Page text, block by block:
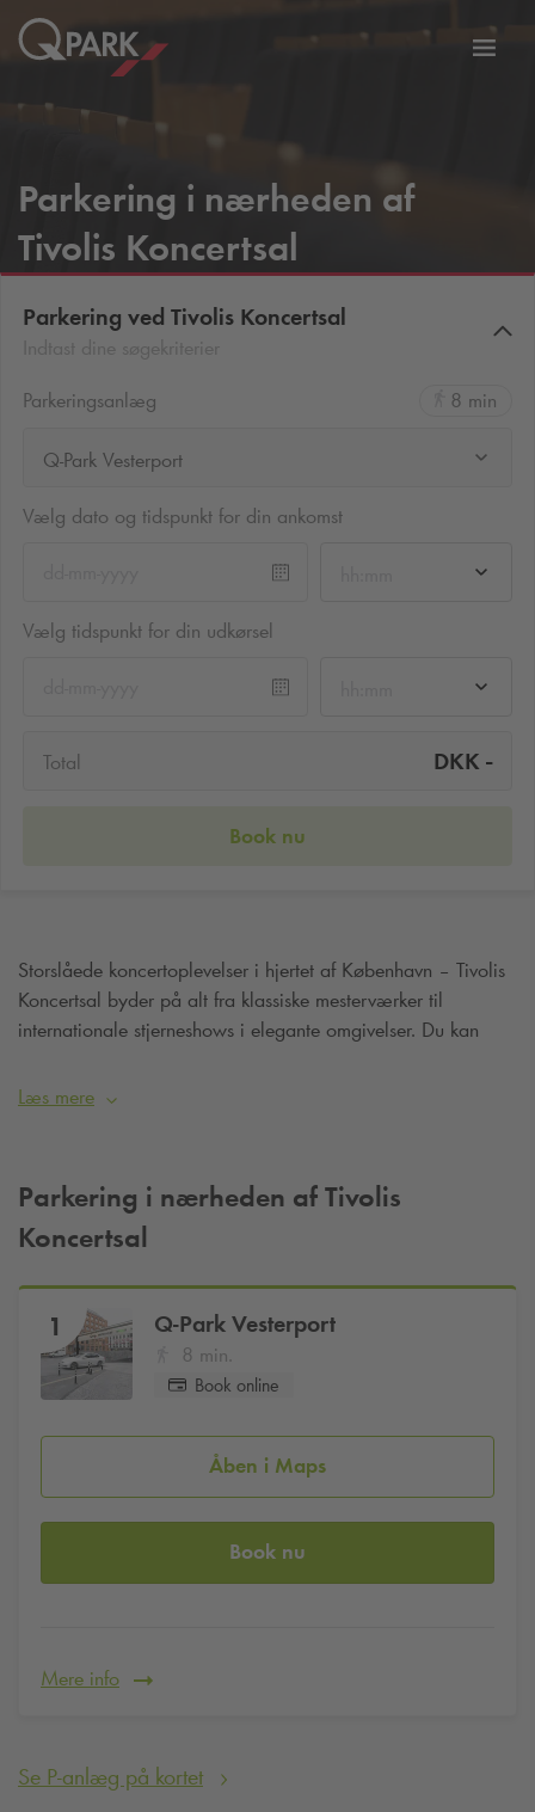
Slå
Parkering i nærheden af
Tivolis Koncertsal
Parkering ved Tivolis Koncertsal
Parkeringsanlæg
8 min
Q-Park Vesterport
Vælg dato og tidspunkt for din ankomst
Vælg tidspunkt for din udkørsel
Total DKK -
Book nu
Storslåede koncertoplevelser i hjertet af København – Tivolis
Koncertsal byder på alt fra klassiske mesterværker til
internationale stjerneshows i elegante omgivelser. Du kan
derfra.
Læs mere
Parkering i nærheden af Tivolis
Koncertsal
1 Q-Park Vesterport
8 min.
Book online
Åben i Maps
Book nu
Mere info
Se P-anlæg på kortet